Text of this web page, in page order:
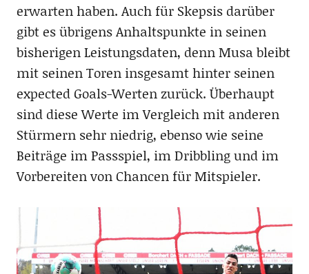
erwarten haben. Auch für Skepsis darüber
gibt es übrigens Anhaltspunkte in seinen
bisherigen Leistungsdaten, denn Musa bleibt
mit seinen Toren insgesamt hinter seinen
expected Goals-Werten zurück. Überhaupt
sind diese Werte im Vergleich mit anderen
Stürmern sehr niedrig, ebenso wie seine
Beiträge im Passspiel, im Dribbling und im
Vorbereiten von Chancen für Mitspieler.